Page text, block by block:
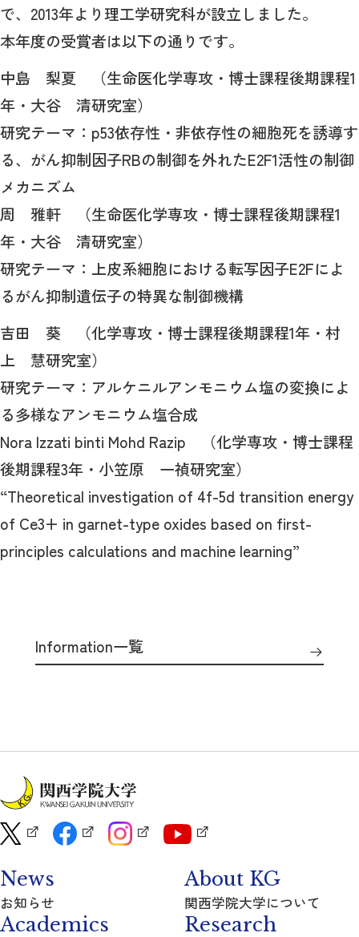
で、2013年より理工学研究科が設立しました。
本年度の受賞者は以下の通りです。
中島 梨夏 （生命医化学専攻・博士課程後期課程1
年・大谷 清研究室）
研究テーマ：p53依存性・非依存性の細胞死を誘導す
る、がん抑制因子RBの制御を外れたE2F1活性の制御
メカニズム
周 雅軒 （生命医化学専攻・博士課程後期課程1
年・大谷 清研究室）
研究テーマ：上皮系細胞における転写因子E2Fによ
るがん抑制遺伝子の特異な制御機構
吉田 葵 （化学専攻・博士課程後期課程1年・村
上 慧研究室）
研究テーマ：アルケニルアンモニウム塩の変換によ
る多様なアンモニウム塩合成
Nora Izzati binti Mohd Razip （化学専攻・博士課程
後期課程3年・小笠原 一禎研究室）
“Theoretical investigation of 4f-5d transition energy
of Ce3+ in garnet-type oxides based on first-
principles calculations and machine learning”
Information一覧
News
お知らせ
About KG
関西学院大学について
Academics Research